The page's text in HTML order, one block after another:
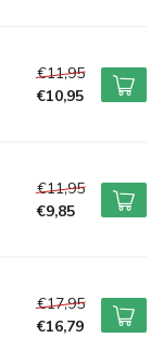
€11,95
€10,95
€11,95
€9,85
€17,95
€16,79